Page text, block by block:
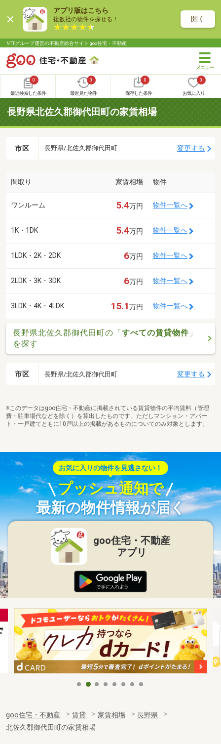
アプリ版はこちら
複数社の物件を探せる！ 開く
NTTグループ運営の不動産総合サイト goo住宅・不動産
0
最近検索した条件
0
最近見た物件
0
保存した条件
0
お気に入り
長野県北佐久郡御代田町の家賃相場
市区 長野県/北佐久郡御代田町 変更する
間取り 家賃相場 物件
ワンルーム 5.4万円 物件一覧へ
1K・1DK 5.4万円 物件一覧へ
1LDK・2K・2DK 6万円 物件一覧へ
2LDK・3K・3DK 6万円 物件一覧へ
3LDK・4K・4LDK 15.1万円 物件一覧へ
長野県北佐久郡御代田町の「すべての賃貸物件 」
を探す
市区 長野県/北佐久郡御代田町 変更する
※このデータはgoo住宅・不動産に掲載されている賃貸物件の平均賃料（管理
費・駐車場代などを除く）を算出したものです。ただしマンション・アパー
ト・一戸建てともに10戸以上の掲載があるものについてのみ対象とします。
お気に入りの物件を見逃さない！
プッシュ通知で
最新の物件情報が届く
goo住宅・不動産
アプリ
goo住宅・不動産 賃貸 家賃相場
長野県
北佐久郡御代田町の家賃相場